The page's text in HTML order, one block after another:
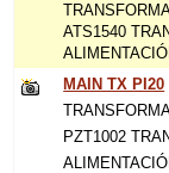
ATS1540
MAIN TX PI20
PZT1002